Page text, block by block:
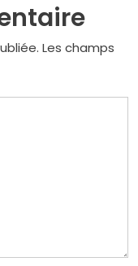
Les champs